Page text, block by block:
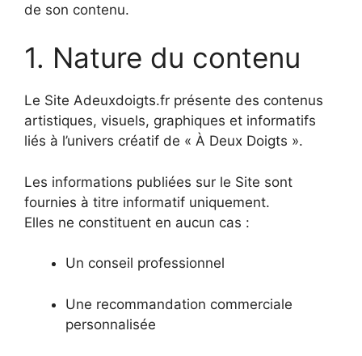
de son contenu.
1. Nature du contenu
Le Site Adeuxdoigts.fr présente des contenus
artistiques, visuels, graphiques et informatifs
liés à l’univers créatif de « À Deux Doigts ».
Les informations publiées sur le Site sont
fournies à titre informatif uniquement.
Elles ne constituent en aucun cas :
Un conseil professionnel
Une recommandation commerciale
personnalisée